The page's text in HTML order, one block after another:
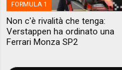
FORMULA 1
Non c'è rivalità che tenga:
Verstappen ha ordinato una
Ferrari Monza SP2